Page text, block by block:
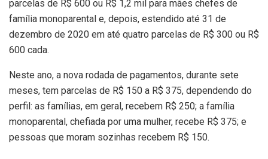
parcelas de R$ 600 ou R$ 1,2 mil para mães chefes de
família monoparental e, depois, estendido até 31 de
dezembro de 2020 em até quatro parcelas de R$ 300 ou R$
600 cada.
Neste ano, a nova rodada de pagamentos, durante sete
meses, tem parcelas de R$ 150 a R$ 375, dependendo do
perfil: as famílias, em geral, recebem R$ 250; a família
monoparental, chefiada por uma mulher, recebe R$ 375; e
pessoas que moram sozinhas recebem R$ 150.